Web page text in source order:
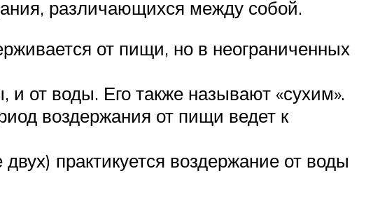
различающихся между собой.
от пищи, но в неограниченных
и от воды. Его также называют «сухим».
воздержания от пищи ведет к
практикуется воздержание от воды